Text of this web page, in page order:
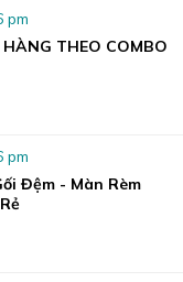
pm
HÀNG THEO COMBO
pm
Đệm - Màn Rèm